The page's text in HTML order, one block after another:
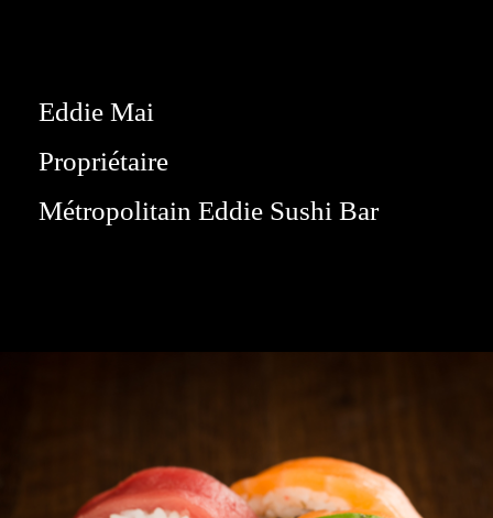
Eddie Mai
Propriétaire
Métropolitain Eddie Sushi Bar